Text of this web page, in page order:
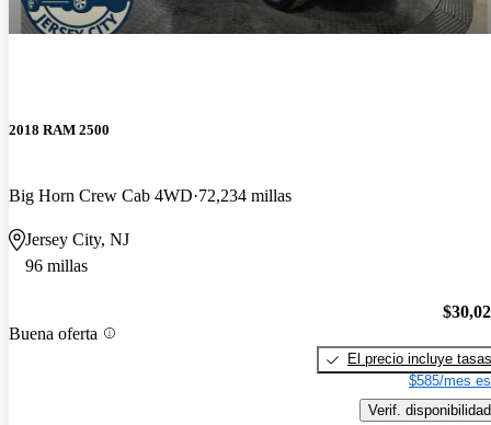
2018 RAM 2500
Big Horn Crew Cab 4WD 72,234 millas
Jersey City, NJ
96 millas
Buena oferta
El precio incluye tasas
$585/mes
Verif. disponibilidad